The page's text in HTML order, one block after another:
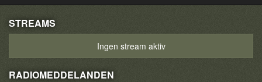
STREAMS
Ingen stream aktiv
RADIOMEDDELANDEN